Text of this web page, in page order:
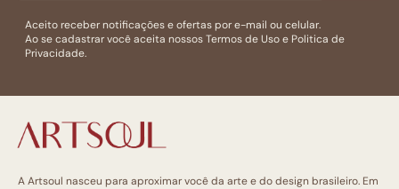
Aceito receber notificações e ofertas por e-mail ou celular.
Ao se cadastrar você aceita nossosTermos de Usoe Politica de
Privacidade.
A Artsoul nasceu para aproximar você da arte e do design brasileiro. Em